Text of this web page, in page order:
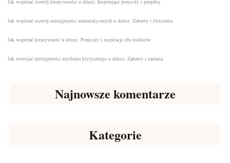
Jak wspierać rozwój kreatywności u dzieci: Inspirujące pomysły i projekty
Jak wspierać rozwój umiejętności matematycznych u dzieci: Zabawy i ćwiczenia
Jak wspierać kreatywność u dzieci: Pomysły i inspiracje dla rodziców
Jak rozwijać umiejętności myślenia krytycznego u dzieci: Zabawy i zadania
Najnowsze komentarze
Kategorie